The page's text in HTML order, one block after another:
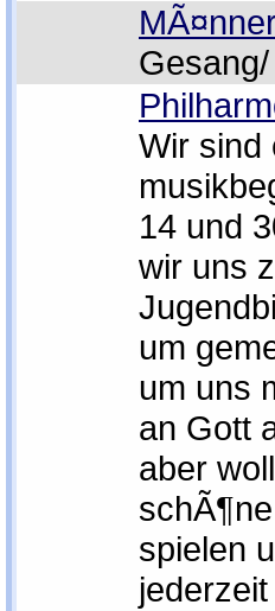
Wir sind
14 und
wir uns
um
um uns
an Gott
aber
spielen